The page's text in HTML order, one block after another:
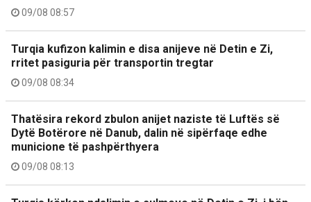
09/08 08:57
Turqia kufizon kalimin e disa anijeve në Detin e Zi,
rritet pasiguria për transportin tregtar
09/08 08:34
Thatësira rekord zbulon anijet naziste të Luftës së
Dytë Botërore në Danub, dalin në sipërfaqe edhe
municione të pashpërthyera
09/08 08:13